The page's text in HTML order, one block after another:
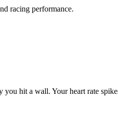
racing performance.
hit a wall. Your heart rate